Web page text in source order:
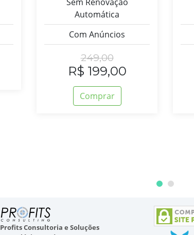
Automática
Com Anúncios
249,00
R$ 199,00
Comprar
Profits Consultoria e Soluções